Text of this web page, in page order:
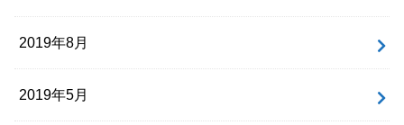
2019年8月
2019年5月